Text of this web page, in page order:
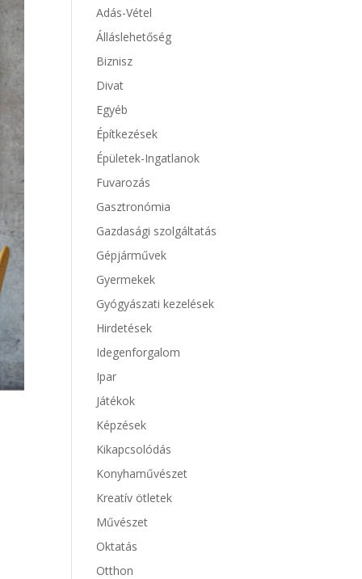
Adás-Vétel
Álláslehetőség
Biznisz
Divat
Egyéb
Építkezések
Épületek-Ingatlanok
Fuvarozás
Gasztronómia
Gazdasági szolgáltatás
Gépjárművek
Gyermekek
Gyógyászati kezelések
Hirdetések
Idegenforgalom
Ipar
Játékok
Képzések
Kikapcsolódás
Konyhaművészet
Kreatív ötletek
Művészet
Oktatás
Otthon